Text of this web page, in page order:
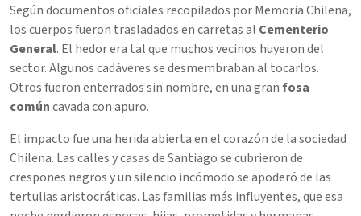
Según documentos oficiales recopilados por Memoria Chilena,
los cuerpos fueron trasladados en carretas al Cementerio
General. El hedor era tal que muchos vecinos huyeron del
sector. Algunos cadáveres se desmembraban al tocarlos.
Otros fueron enterrados sin nombre, en una granfosa
comúncavada con apuro.
El impacto fue una herida abierta en el corazón de la sociedad
Chilena. Las calles y casas de Santiago se cubrieron de
crespones negros y un silencio incómodo se apoderó de las
tertulias aristocráticas. Las familias más influyentes, que esa